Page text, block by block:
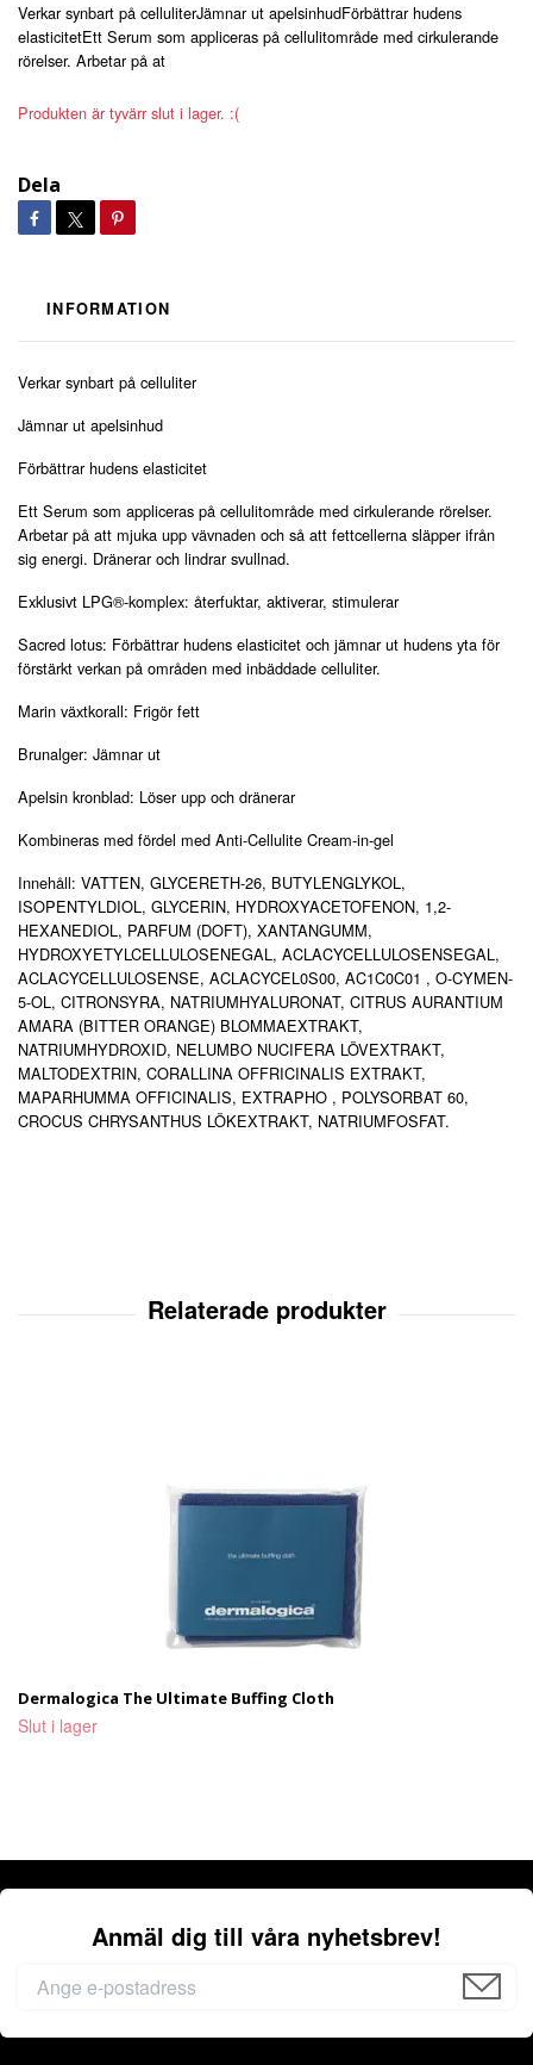
Verkar synbart på celluliterJämnar ut apelsinhudFörbättrar hudens
elasticitetEtt Serum som appliceras på cellulitområde med cirkulerande
rörelser. Arbetar på at
Produkten är tyvärr slut i lager. :(
Dela
INFORMATION
Verkar synbart på celluliter
Jämnar ut apelsinhud
Förbättrar hudens elasticitet
Ett Serum som appliceras på cellulitområde med cirkulerande rörelser.
Arbetar på att mjuka upp vävnaden och så att fettcellerna släpper ifrån
sig energi. Dränerar och lindrar svullnad.
Exklusivt LPG®-komplex: återfuktar, aktiverar, stimulerar
Sacred lotus: Förbättrar hudens elasticitet och jämnar ut hudens yta för
förstärkt verkan på områden med inbäddade celluliter.
Marin växtkorall: Frigör fett
Brunalger: Jämnar ut
Apelsin kronblad: Löser upp och dränerar
Kombineras med fördel med Anti-Cellulite Cream-in-gel
Innehåll: VATTEN, GLYCERETH-26, BUTYLENGLYKOL,
ISOPENTYLDIOL, GLYCERIN, HYDROXYACETOFENON, 1,2-
HEXANEDIOL, PARFUM (DOFT), XANTANGUMM,
HYDROXYETYLCELLULOSENEGAL, ACLACYCELLULOSENSEGAL,
ACLACYCELLULOSENSE, ACLACYCEL0S00, AC1C0C01 , O-CYMEN-
5-OL, CITRONSYRA, NATRIUMHYALURONAT, CITRUS AURANTIUM
AMARA (BITTER ORANGE) BLOMMAEXTRAKT,
NATRIUMHYDROXID, NELUMBO NUCIFERA LÖVEXTRAKT,
MALTODEXTRIN, CORALLINA OFFRICINALIS EXTRAKT,
MAPARHUMMA OFFICINALIS, EXTRAPHO , POLYSORBAT 60,
CROCUS CHRYSANTHUS LÖKEXTRAKT, NATRIUMFOSFAT.
Dermalogica The Ultimate Buffing Cloth
Slut i lager
Anmäl dig till våra nyhetsbrev!